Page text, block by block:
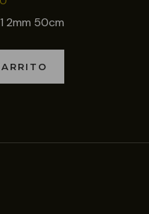
2mm 50cm